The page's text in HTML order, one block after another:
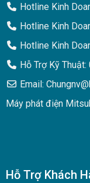
Hotline Kinh
Hotline Kinh
Hotline Kinh
Hỗ Trợ Kỹ
Email:
Máy phát điện
Hỗ Trợ Khách